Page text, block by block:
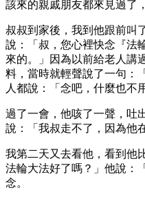
該來的親戚朋友都來見過了
叔叔到家後，我到他跟前叫
說：「叔，您心裡快念『法
來的。」因為以前給老人講
料，當時就輕聲說了一句：
人都說：「念吧，什麼也不
過了一會，他咳了一聲，吐
說：「我叔走不了，因為他
我第二天又去看他，看到他
法輪大法好了嗎？」他說：
念。